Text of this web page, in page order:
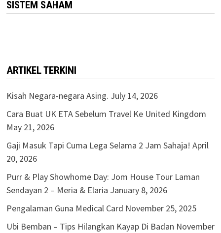
SISTEM SAHAM
ARTIKEL TERKINI
Kisah Negara-negara Asing. July 14, 2026
Cara Buat UK ETA Sebelum Travel Ke United Kingdom
May 21, 2026
Gaji Masuk Tapi Cuma Lega Selama 2 Jam Sahaja! April
20, 2026
Purr & Play Showhome Day: Jom House Tour Laman
Sendayan 2 – Meria & Elaria January 8, 2026
Pengalaman Guna Medical Card November 25, 2025
Ubi Bemban – Tips Hilangkan Kayap Di Badan November